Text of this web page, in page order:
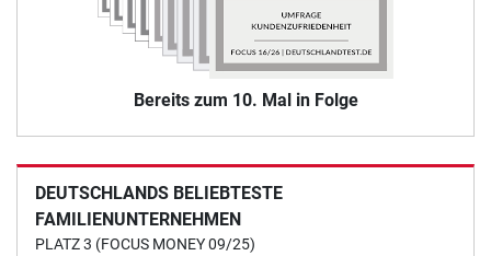
Bereits zum 10. Mal in Folge
DEUTSCHLANDS BELIEBTESTE
FAMILIENUNTERNEHMEN
PLATZ 3 (FOCUS MONEY 09/25)